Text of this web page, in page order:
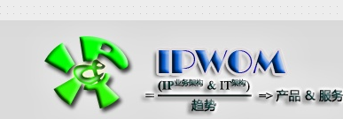
知识产权信息化网(IPWOM)提供专利检索系统、专利下载软件